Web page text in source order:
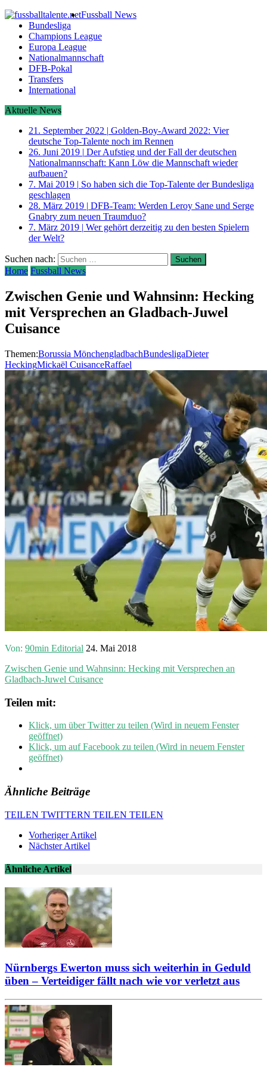
Fussball News
Bundesliga
Champions League
Europa League
Nationalmannschaft
DFB-Pokal
Transfers
International
Aktuelle News
21. September 2022 | Golden-Boy-Award 2022: Vier
deutsche Top-Talente noch im Rennen
26. Juni 2019 | Der Aufstieg und der Fall der deutschen
Nationalmannschaft: Kann Löw die Mannschaft wieder
aufbauen?
7. Mai 2019 | So haben sich die Top-Talente der Bundesliga
geschlagen
28. März 2019 | DFB-Team: Werden Leroy Sane und Serge
Gnabry zum neuen Traumduo?
7. März 2019 | Wer gehört derzeitig zu den besten Spielern
der Welt?
Suchen nach:
Home Fussball News
Zwischen Genie und Wahnsinn: Hecking
mit Versprechen an Gladbach-Juwel
Cuisance
Themen:Borussia MönchengladbachBundesligaDieter
HeckingMickaël CuisanceRaffael
Von: 90min Editorial 24. Mai 2018
Zwischen Genie und Wahnsinn: Hecking mit Versprechen an
Gladbach-Juwel Cuisance
Teilen mit:
Klick, um über Twitter zu teilen (Wird in neuem Fenster
geöffnet)
Klick, um auf Facebook zu teilen (Wird in neuem Fenster
geöffnet)
Ähnliche Beiträge
TEILEN TWITTERN TEILEN TEILEN
Vorheriger Artikel
Nächster Artikel
Ähnliche Artikel
Nürnbergs Ewerton muss sich weiterhin in Geduld
üben – Verteidiger fällt nach wie vor verletzt aus